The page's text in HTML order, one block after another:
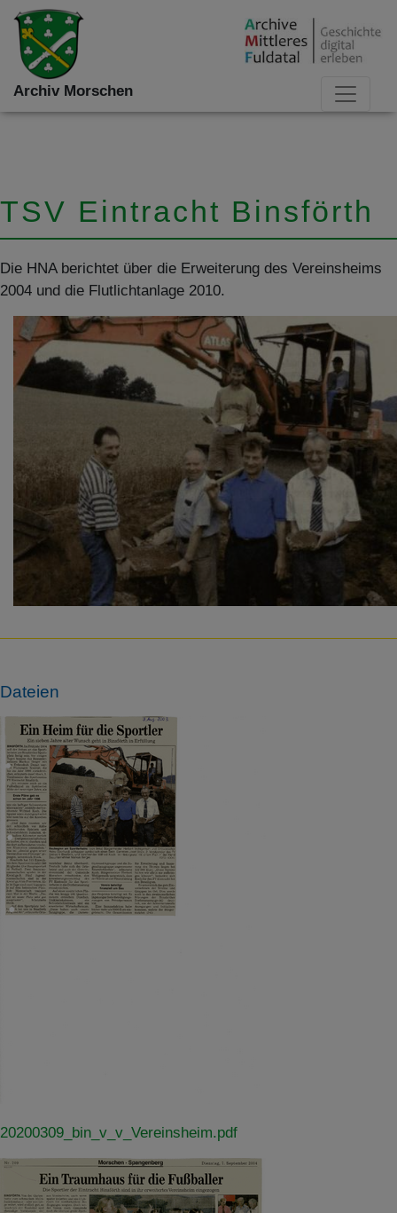
Archiv Morschen
TSV Eintracht Binsförth
Die HNA berichtet über die Erweiterung des Vereinsheims
2004 und die Flutlichtanlage 2010.
Dateien
20200309_bin_v_v_Vereinsheim.pdf